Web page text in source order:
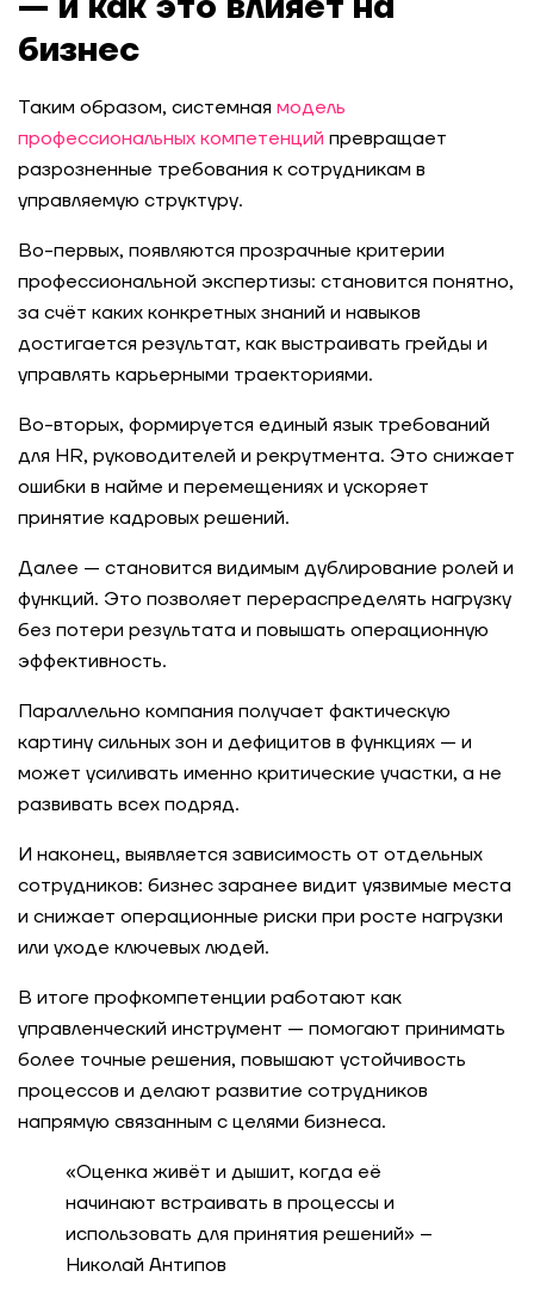
бизнес
Таким образом, системная модель
профессиональных компетенций превращает
разрозненные требования к сотрудникам в
управляемую структуру.
Во-первых, появляются прозрачные критерии
профессиональной экспертизы: становится понятно,
за счёт каких конкретных знаний и навыков
достигается результат, как выстраивать грейды и
управлять карьерными траекториями.
Во-вторых, формируется единый язык требований
для HR, руководителей и рекрутмента. Это снижает
ошибки в найме и перемещениях и ускоряет
принятие кадровых решений.
Далее — становится видимым дублирование ролей и
функций. Это позволяет перераспределять нагрузку
без потери результата и повышать операционную
эффективность.
Параллельно компания получает фактическую
картину сильных зон и дефицитов в функциях — и
может усиливать именно критические участки, а не
развивать всех подряд.
И наконец, выявляется зависимость от отдельных
сотрудников: бизнес заранее видит уязвимые места
и снижает операционные риски при росте нагрузки
или уходе ключевых людей.
В итоге профкомпетенции работают как
управленческий инструмент — помогают принимать
более точные решения, повышают устойчивость
процессов и делают развитие сотрудников
напрямую связанным с целями бизнеса.
«Оценка живёт и дышит, когда её
начинают встраивать в процессы и
использовать для принятия решений» –
Николай Антипов